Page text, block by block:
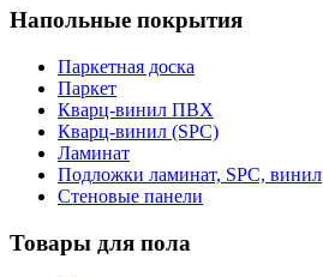
Напольные покрытия
Паркетная доска
Паркет
Кварц-винил ПВХ
Кварц-винил (SPC)
Ламинат
Подложки ламинат, SPC, винил
Стеновые панели
Товары для пола